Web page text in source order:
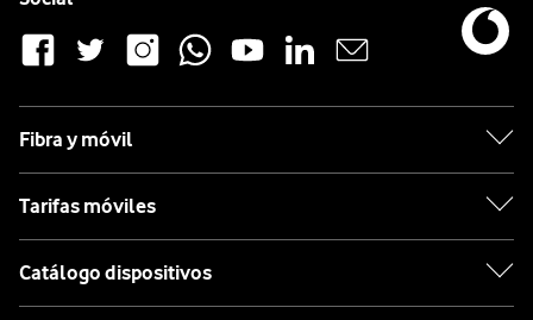
Fibra y móvil
Tarifas móviles
Catálogo dispositivos